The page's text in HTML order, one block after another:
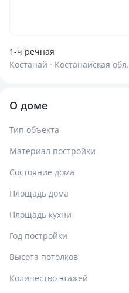
1-ч речная
Костанай · Костанайская обл.
О доме
Тип объекта
Материал постройки
Состояние дома
Площадь дома
Площадь кухни
Год постройки
Высота потолков
Количество этажей